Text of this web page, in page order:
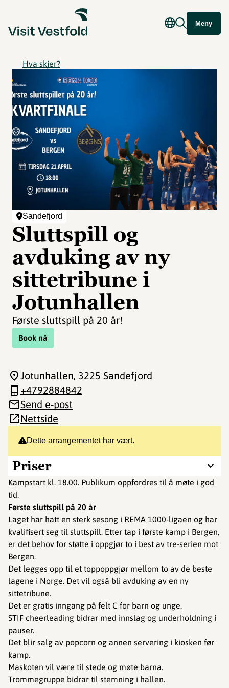
Meny
Hva skjer?
Sandefjord
Sluttspill og
avduking av ny
sittetribune i
Jotunhallen
Første sluttspill på 20 år!
Book nå
Dette arrangementet har vært.
Priser
Kampstart kl. 18.00. Publikum oppfordres til å møte i god
tid.
Første sluttspill på 20 år
Laget har hatt en sterk sesong i REMA 1000-ligaen og har
kvalifisert seg til sluttspill. Etter tap i første kamp i Bergen,
er det behov for støtte i oppgjør to i best av tre-serien mot
Bergen.
Det legges opp til et toppoppgjør mellom to av de beste
lagene i Norge. Det vil også bli avduking av en ny
sittetribune.
Det er gratis inngang på felt C for barn og unge.
STIF cheerleading bidrar med innslag og underholdning i
pauser.
Det blir salg av popcorn og annen servering i kiosken før
kamp.
Maskoten vil være til stede og møte barna.
Trommegruppe bidrar til stemning i hallen.
Jotunhallen, 3225 Sandefjord
+4792884842
Send e-post
Nettside